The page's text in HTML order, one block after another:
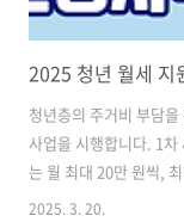
청년층의 주거비 부담
사업을 시행합니다. 1
는 월 최대 20만 원씩,
의 자산 형성을 돕기 위
2025. 3. 20.